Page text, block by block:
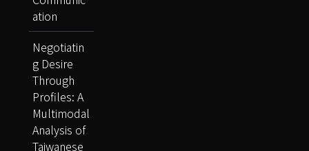
ation
Negotiatin
g Desire
Through
Profiles: A
Multimodal
Analysis of
Taiwanese